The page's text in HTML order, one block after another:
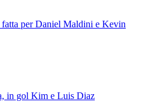
per Daniel Maldini e Kevin
in gol Kim e Luis Diaz